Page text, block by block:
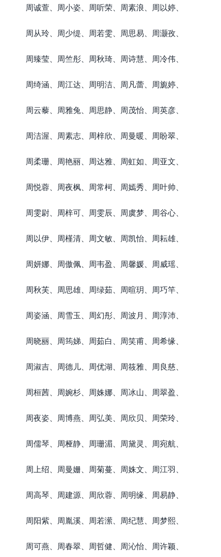
周诚萱、周小姿、周听荣、周素浪、周以婷、
周从玲、周少缇、周若雯、周思易、周灏孜、
周臻莹、周竺彤、周秋琦、周诗慧、周冷伟、
周绮涵、周江达、周明洁、周凡蕾、周旎婷、
周云藜、周雅兔、周思静、周茂怡、周英彦、
周洁渥、周素志、周梓欣、周曼暖、周盼翠、
周柔珊、周艳丽、周达雅、周虹如、周亚文、
周悦蓉、周夜枫、周常柯、周嫣秀、周叶帅、
周雯尉、周梓可、周雯辰、周虞梦、周谷心、
周以伊、周槿清、周文敏、周凯怡、周耘雄、
周妍娜、周傲佩、周韦盈、周馨媛、周威瑶、
周秋芙、周思雄、周绿茹、周暄玥、周巧竿、
周姿涵、周雪玉、周幻彤、周波月、周淳沛、
周晓丽、周筠娣、周茹白、周笑甫、周希缘、
周淑吉、周德儿、周优湖、周筱雅、周良慈、
周桓茜、周婉杉、周姝娜、周冰山、周翠盈、
周夜姿、周博燕、周弘美、周欣贝、周荣玲、
周儒琴、周桠静、周珊湄、周黛灵、周宛航、
周上绍、周曼姗、周菊蔓、周姝文、周江羽、
周高琴、周建源、周欣蓉、周明缘、周易静、
周阳紫、周胤溪、周若潆、周纪慧、周梦熙、
周可燕、周春翠、周哲健、周沁怡、周许颖、